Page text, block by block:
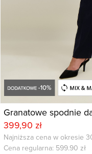
Granatowe spodnie
399,90 zł
Najniższa cena w okresie
Cena regularna: 599.90 zł